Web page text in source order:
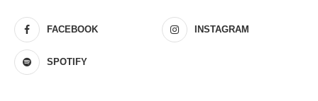
FACEBOOK INSTAGRAM
SPOTIFY